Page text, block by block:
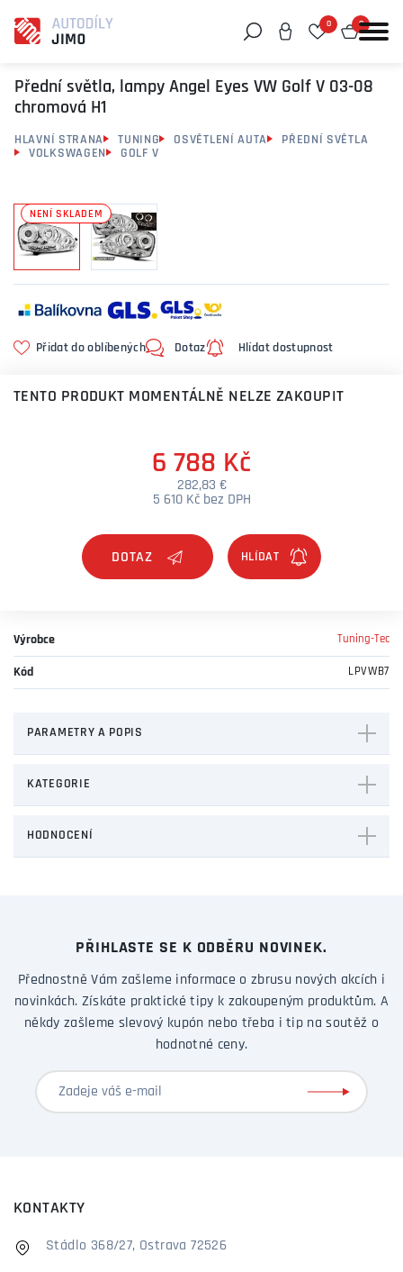
0 0
Přední světla, lampy Angel Eyes VW Golf V 03-08
chromová H1
HLAVNÍ STRANA TUNING OSVĚTLENÍ AUTA
PŘEDNÍ SVĚTLA
VOLKSWAGEN
GOLF V
NENÍ SKLADEM
Přidat do oblíbených Dotaz Hlídat dostupnost
TENTO PRODUKT MOMENTÁLNĚ NELZE ZAKOUPIT
6 788 Kč
282,83 €
5 610 Kč bez DPH
DOTAZ
Výrobce Tuning-Tec
Kód LPVWB7
PARAMETRY A POPIS
KATEGORIE
HODNOCENÍ
PŘIHLASTE SE K ODBĚRU NOVINEK.
Přednostně Vám zašleme informace o zbrusu nových akcích i
novinkách. Získáte praktické tipy k zakoupeným produktům. A
někdy zašleme slevový kupón nebo třeba i tip na soutěž o
hodnotné ceny.
KONTAKTY
Stádlo 368/27, Ostrava 72526
Můžeme vám pomoci něco najít?